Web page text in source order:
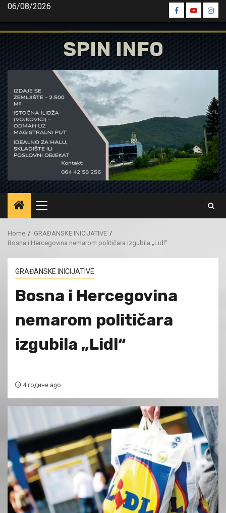
Skip
content
06/08/2026
Spin
Facebook
Spin
Youtube
Spin
SPIN INFO
Primary
Menu
Home
GRAĐANSKE INICIJATIVE
Bosna i Hercegovina nemarom političara izgubila „Lidl“
GRAĐANSKE INICIJATIVE
Bosna i Hercegovina
nemarom političara
izgubila „Lidl“
4 године ago